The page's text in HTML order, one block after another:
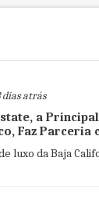
atrás
a
Faz Parceria
luxo da Baja